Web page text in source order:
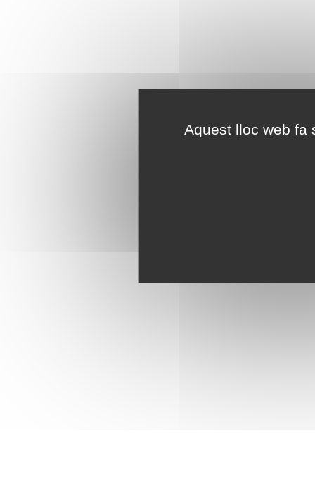
Aquest lloc web fa